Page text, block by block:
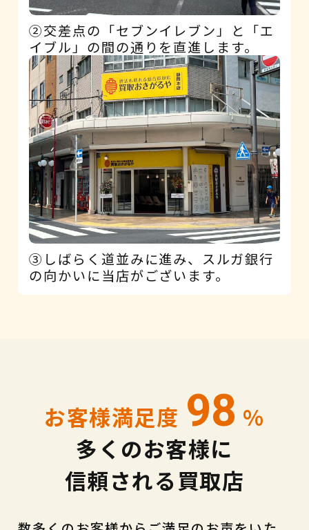
②交差点の「セブンイレブン」と「エ
イブル」の間の通りを直進します。
③しばらく道並みに進み、スルガ銀行
の向かいに当店がございます。
お客様満足度 98 %
多くのお客様に
信頼される買取店